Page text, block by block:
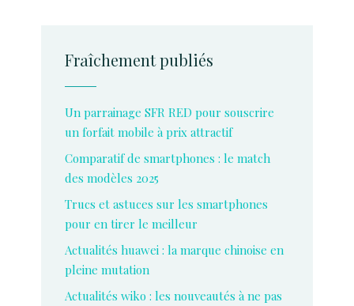
Fraîchement publiés
Un parrainage SFR RED pour souscrire
un forfait mobile à prix attractif
Comparatif de smartphones : le match
des modèles 2025
Trucs et astuces sur les smartphones
pour en tirer le meilleur
Actualités huawei : la marque chinoise en
pleine mutation
Actualités wiko : les nouveautés à ne pas